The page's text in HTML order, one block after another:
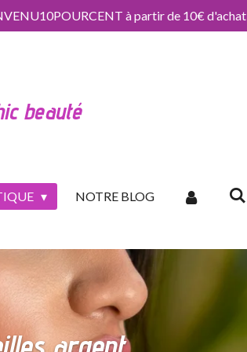
à partir de 10€ d'achat
beauté
NOTRE BLOG